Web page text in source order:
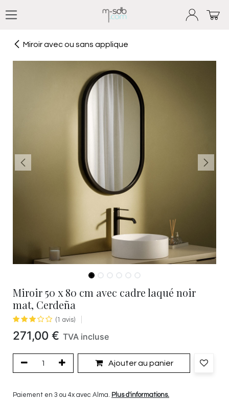
Miroir avec ou sans applique
Miroir 50 x 80 cm avec cadre laqué noir
mat, Cerdeña
(1 avis)
271,00 € TVA incluse
Ajouter au panier
Paiement en 3 ou 4x avec Alma. Plus d'informations.